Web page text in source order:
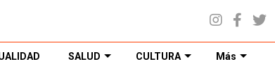
SALUD CULTURA Más